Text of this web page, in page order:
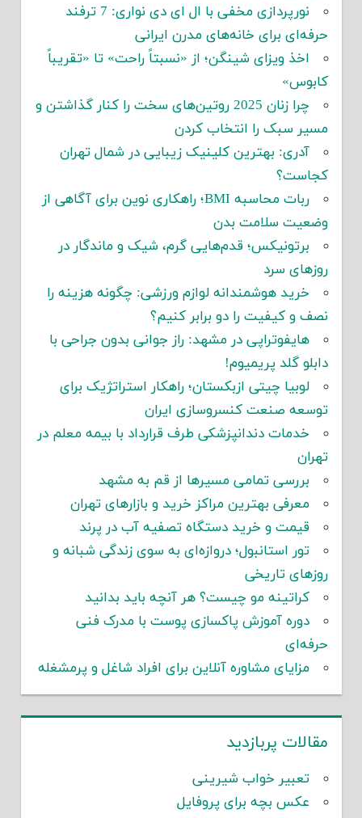
نورپردازی مخفی با ال ای دی نواری: 7 ترفند
حرفه‌ای برای خانه‌های مدرن ایرانی
اخذ ویزای شینگن؛ از «نسبتاً راحت» تا «تقریباً
کابوس»
چرا زنان 2025 روتین‌های سخت را کنار گذاشتن و
مسیر سبک را انتخاب کردن
آدری: بهترین کلینیک زیبایی در شمال تهران
کجاست؟
ربات محاسبه BMI؛ راهکاری نوین برای آگاهی از
وضعیت سلامت بدن
برتونیکس؛ قدم‌هایی گرم، شیک و ماندگار در
روزهای سرد
خرید هوشمندانه لوازم ورزشی: چگونه هزینه را
نصف و کیفیت را دو برابر کنیم؟
هایفوتراپی در مشهد: راز جوانی بدون جراحی با
دابلو گلد پریمیوم!
لوبیا چیتی ازبکستان؛ راهکار استراتژیک برای
توسعه صنعت کنسروسازی ایران
خدمات دندانپزشکی طرف قرارداد با بیمه معلم در
تهران
بررسی تمامی مسیرها از قم به مشهد
معرفی بهترین مراکز خرید و بازارهای تهران
قیمت و خرید دستگاه تصفیه آب در پرند
تور استانبول؛ دروازه‌ای به سوی زندگی شبانه و
روزهای تاریخی
کراتینه مو چیست؟ هر آنچه باید بدانید
دوره آموزش پاکسازی پوست با مدرک فنی
حرفه‌ای
مزایای مشاوره آنلاین برای افراد شاغل و پرمشغله
مقالات پربازدید
تعبیر خواب شیرینی
عکس بچه برای پروفایل